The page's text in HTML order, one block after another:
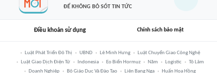
ĐỂ KHÔNG BỎ SÓT TIN TỨC
Điều khoản sử dụng Chính sách bảo mật
Luật Phát Triển Đô Thị UBND Lê Minh Hưng
Luật Chuyển Giao Công Nghệ
Luật Giao Dịch Điện Tử
Indonesia Eo Biển Hormuz Năm Logistic
Tô Lâm
Doanh Nghiệp
Bộ Giáo Dục Và Đào Tạo Liên Bang Nga Huấn Hoa Hồng